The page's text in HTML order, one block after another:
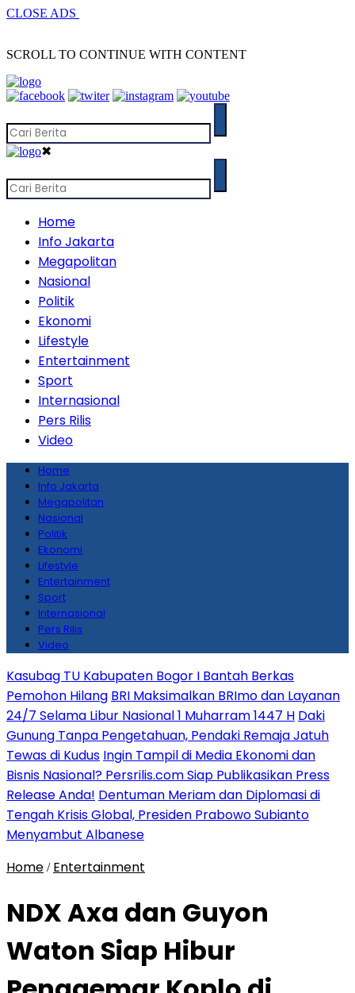
CLOSE ADS
SCROLL TO CONTINUE WITH CONTENT
✖
Home
Info Jakarta
Megapolitan
Nasional
Politik
Ekonomi
Lifestyle
Entertainment
Sport
Internasional
Pers Rilis
Video
Home
Info Jakarta
Megapolitan
Nasional
Politik
Ekonomi
Lifestyle
Entertainment
Sport
Internasional
Pers Rilis
Video
Kasubag TU Kabupaten Bogor I Bantah Berkas
Pemohon Hilang BRI Maksimalkan BRImo dan Layanan
24/7 Selama Libur Nasional 1 Muharram 1447 H Daki
Gunung Tanpa Pengetahuan, Pendaki Remaja Jatuh
Tewas di Kudus Ingin Tampil di Media Ekonomi dan
Bisnis Nasional? Persrilis.com Siap Publikasikan Press
Release Anda! Dentuman Meriam dan Diplomasi di
Tengah Krisis Global, Presiden Prabowo Subianto
Menyambut Albanese
Home / Entertainment
NDX Axa dan Guyon
Waton Siap Hibur